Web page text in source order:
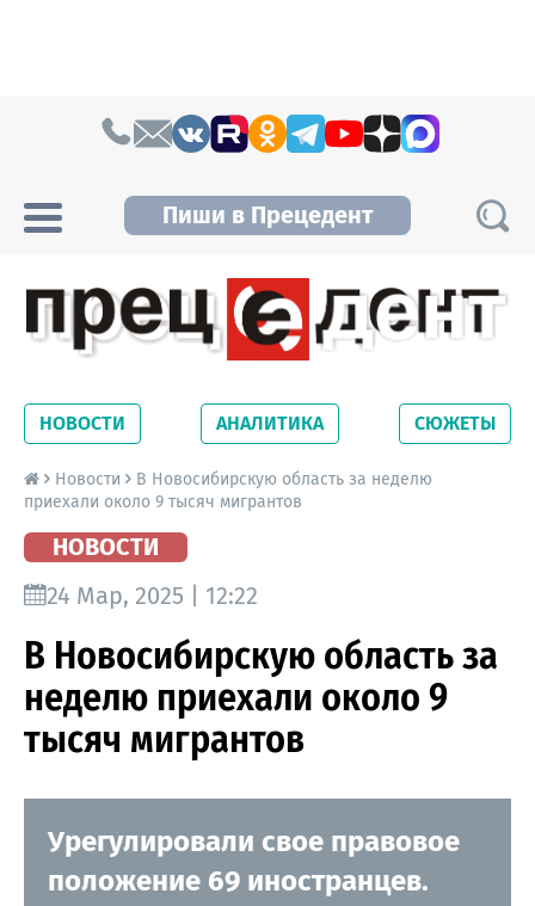
Пиши в Прецедент
Новосибирской области. Читайте свежие
новости на сайте сетевого издания
Precedent.
НОВОСТИ АНАЛИТИКА СЮЖЕТЫ
Новости
В Новосибирскую область за неделю
приехали около 9 тысяч мигрантов
НОВОСТИ
24 Мар, 2025 | 12:22
В Новосибирскую область за
неделю приехали около 9
тысяч мигрантов
Урегулировали свое правовое
положение 69 иностранцев.